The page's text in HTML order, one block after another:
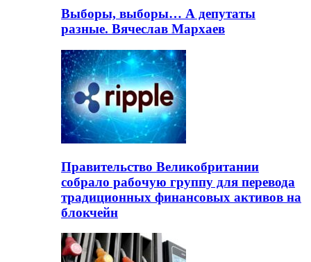
Выборы, выборы… А депутаты
разные. Вячеслав Мархаев
Правительство Великобритании
собрало рабочую группу для перевода
традиционных финансовых активов на
блокчейн